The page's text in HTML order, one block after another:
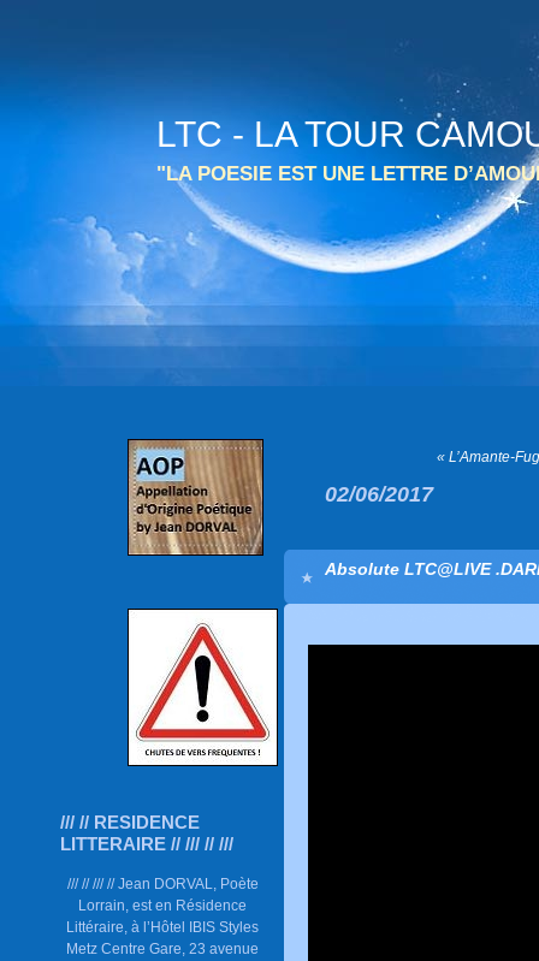
LTC - LA TOUR
"LA POESIE EST UNE LETTRE
/// // RESIDENCE
LITTERAIRE // /// // ///
/// // /// // Jean DORVAL, Poète
Lorrain, est en Résidence
Littéraire, à l’Hôtel IBIS Styles
Metz Centre Gare, 23 avenue
« L’Amante-
02/06/2017
Absolute LTC@LIVE